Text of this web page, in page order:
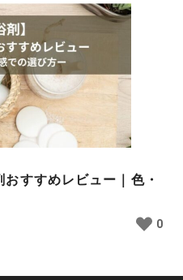
おすすめレビュー｜色・
0